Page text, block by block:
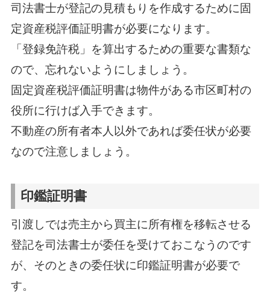
司法書士が登記の見積もりを作成するために固
定資産税評価証明書が必要になります。
「登録免許税」を算出するための重要な書類な
ので、忘れないようにしましょう。
固定資産税評価証明書は物件がある市区町村の
役所に行けば入手できます。
不動産の所有者本人以外であれば委任状が必要
なので注意しましょう。
印鑑証明書
引渡しでは売主から買主に所有権を移転させる
登記を司法書士が委任を受けておこなうのです
が、そのときの委任状に印鑑証明書が必要で
す。